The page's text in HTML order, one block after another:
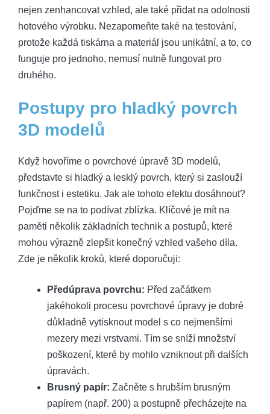
nejen zenhancovat vzhled, ale také přidat na odolnosti
hotového výrobku. Nezapomeňte také na testování,
protože každá tiskárna a materiál jsou unikátní, a to, co
funguje pro jednoho, nemusí nutně fungovat pro
druhého.
Postupy pro hladký povrch
3D modelů
Když hovoříme o povrchové úpravě 3D modelů,
představte si hladký a lesklý povrch, který si zaslouží
funkčnost i estetiku. Jak ale tohoto efektu dosáhnout?
Pojďme se na to podívat zblízka. Klíčové je mít na
paměti několik základních technik a postupů, které
mohou výrazně zlepšit konečný vzhled vašeho díla.
Zde je několik kroků, které doporučuji:
Předúprava povrchu: Před začátkem
jakéhokoli procesu povrchové úpravy je dobré
důkladně vytisknout model s co nejmenšími
mezery mezi vrstvami. Tím se sníží množství
poškození, které by mohlo vzniknout při dalších
úpravách.
Brusný papír: Začněte s hrubším brusným
papírem (např. 200) a postupně přecházejte na